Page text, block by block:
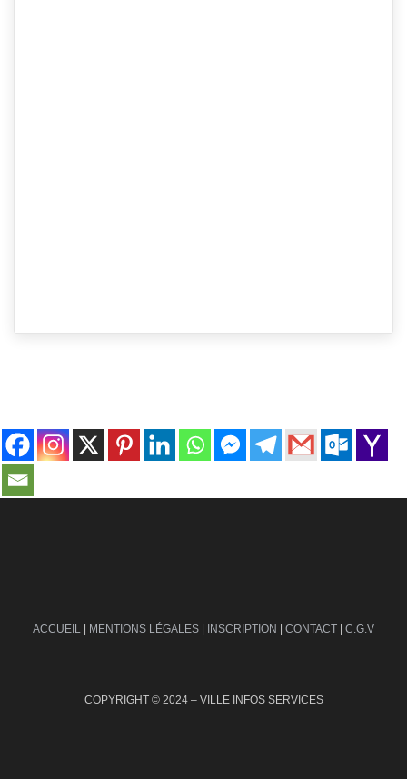
ACCUEIL | MENTIONS LÉGALES | INSCRIPTION | CONTACT | C.G.V
COPYRIGHT © 2024 – VILLE INFOS SERVICES